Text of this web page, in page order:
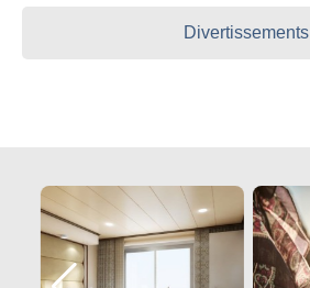
Divertissements